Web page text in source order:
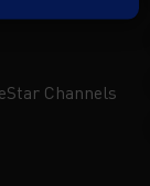
Channels